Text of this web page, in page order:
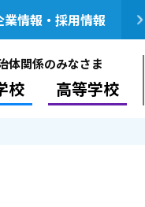
業情報・採用情報
体関係のみなさま
校 高等学校